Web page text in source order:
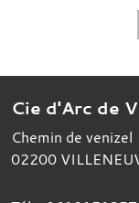
Cie d'Arc de
Chemin de venizel
02200